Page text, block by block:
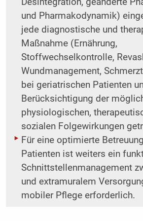
und Pharmakodynamik)
jede diagnostische und
Maßnahme (Ernährung,
Stoffwechselkontrolle,
Wundmanagement,
bei geriatrischen Patienten
Berücksichtigung der
physiologischen,
sozialen Folgewirkungen
Für eine optimierte
Patienten ist weiters ein
Schnittstellenmanagement
und extramuralem
mobiler Pflege erforderlich.